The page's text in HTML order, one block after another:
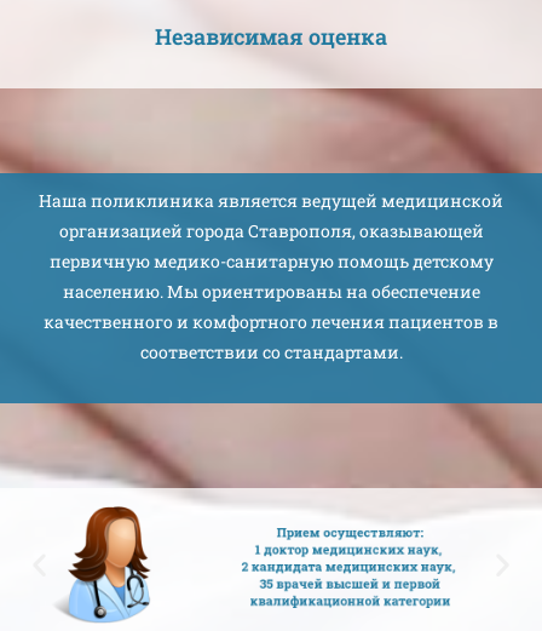
Независимая оценка
Наша поликлиника является ведущей медицинской
организацией города Ставрополя, оказывающей
первичную медико-санитарную помощь детскому
населению. Мы ориентированы на обеспечение
качественного и комфортного лечения пациентов в
соответствии со стандартами.